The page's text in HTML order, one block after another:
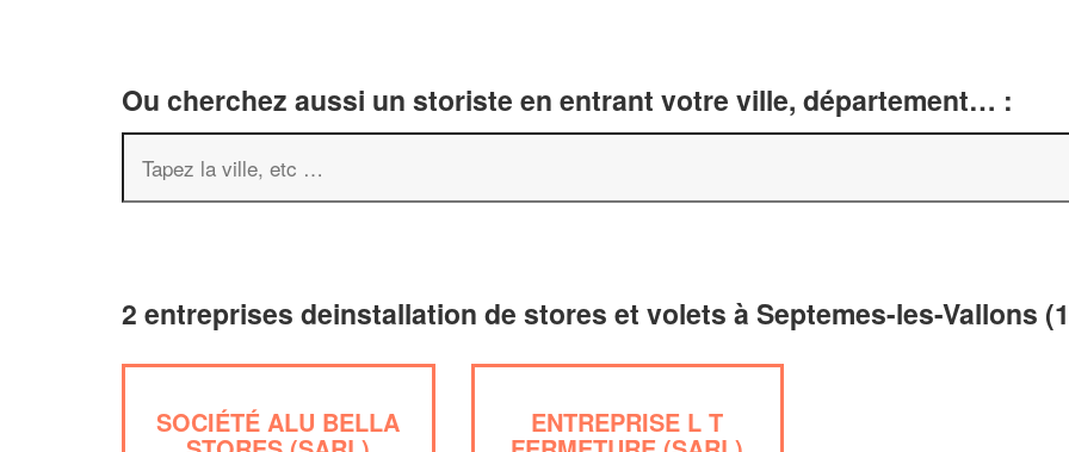
Ou cherchez aussi un storiste en entrant votre ville, département… :
2 entreprises deinstallation de stores et volets à Septemes-les-Vallons
SOCIÉTÉ ALU BELLA ENTREPRISE L T